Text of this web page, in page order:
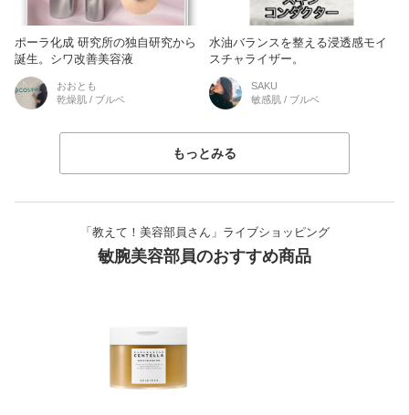
ポーラ化成 研究所の独自研究から
誕生。シワ改善美容液
おおとも
乾燥肌 / ブルベ
水油バランスを整える浸透感モイ
スチャライザー。
SAKU
敏感肌 / ブルベ
もっとみる
「教えて！美容部員さん」ライブショッピング
敏腕美容部員のおすすめ商品